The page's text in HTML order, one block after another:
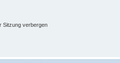
Sitzung verbergen